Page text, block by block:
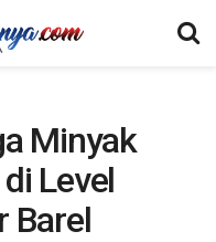
Minyak
Level
Barel